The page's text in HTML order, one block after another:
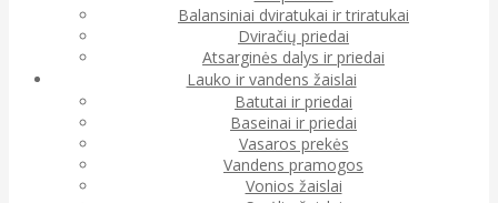
Balansiniai dviratukai ir triratukai
Dviračių priedai
Atsarginės dalys ir priedai
Lauko ir vandens žaislai
Batutai ir priedai
Baseinai ir priedai
Vasaros prekės
Vandens pramogos
Vonios žaislai